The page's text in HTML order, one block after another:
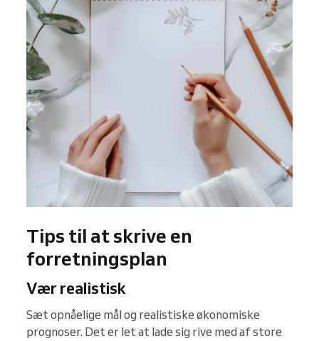
Tips til at skrive en
forretningsplan
Vær realistisk
Sæt opnåelige mål og realistiske økonomiske
prognoser. Det er let at lade sig rive med af store